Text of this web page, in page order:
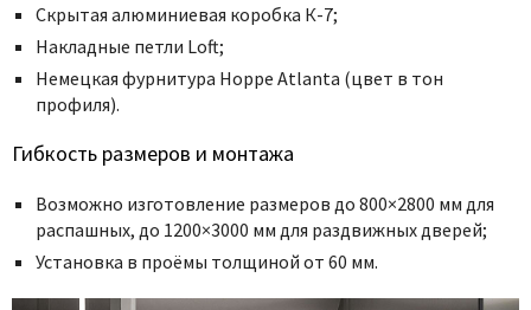
Скрытая алюминиевая коробка К-7;
Накладные петли Loft;
Немецкая фурнитура Hoppe Atlanta (цвет в тон
профиля).
Гибкость размеров и монтажа
Возможно изготовление размеров до 800×2800 мм для
распашных, до 1200×3000 мм для раздвижных дверей;
Установка в проёмы толщиной от 60 мм.